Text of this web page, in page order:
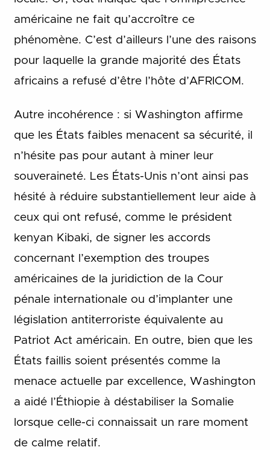
américaine ne fait qu’accroître ce
phénomène. C’est d’ailleurs l’une des raisons
pour laquelle la grande majorité des États
africains a refusé d’être l’hôte d’AFRICOM.
Autre incohérence : si Washington affirme
que les États faibles menacent sa sécurité, il
n’hésite pas pour autant à miner leur
souveraineté. Les États-Unis n’ont ainsi pas
hésité à réduire substantiellement leur aide à
ceux qui ont refusé, comme le président
kenyan Kibaki, de signer les accords
concernant l’exemption des troupes
américaines de la juridiction de la Cour
pénale internationale ou d’implanter une
législation antiterroriste équivalente au
Patriot Act américain. En outre, bien que les
États faillis soient présentés comme la
menace actuelle par excellence, Washington
a aidé l’Éthiopie à déstabiliser la Somalie
lorsque celle-ci connaissait un rare moment
de calme relatif.